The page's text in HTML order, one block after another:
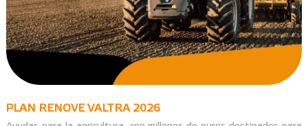
PLAN RENOVE VALTRA 2026